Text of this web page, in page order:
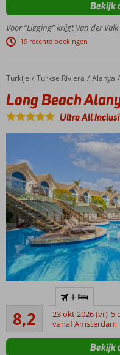
Palm)
Privéstrand
met
azuurblauwe
kamerappartementen
op villa-eiland!
prachtig
uitzicht
Duiken &
snorkelen
tussen de
koraalriffen
Voor “Ligging” krijgt Van der
19 recente boekingen
Bekijk
Home
Turkije Turkse Riviera Alanya
Long Beach Alanya
Long Beach
Ultra All
Fantastisch
en levendig
familiehotel
Met
privézandstrand
8,2
Zeer goed
644
beoordelingen
+
23 okt 2026 (vr) 5
vanaf Amsterdam
Bekijk